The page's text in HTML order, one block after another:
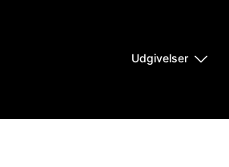
Udgivelser